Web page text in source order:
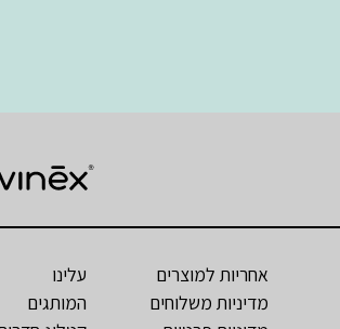
אחריות למוצרים
מדיניות משלוחים
עלינו
המותגים